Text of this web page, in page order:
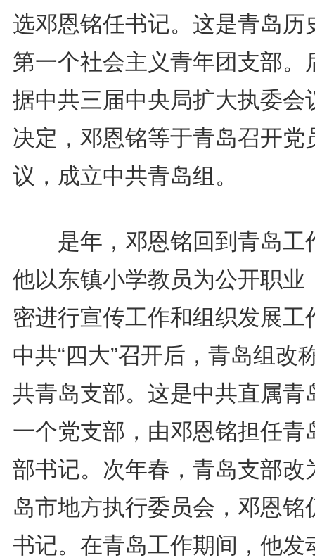
选邓恩铭任书记。这是青岛历
第一个社会主义青年团支部。
据中共三届中央局扩大执委会
决定，邓恩铭等于青岛召开党
议，成立中共青岛组。
是年，邓恩铭回到青岛工
他以东镇小学教员为公开职业
密进行宣传工作和组织发展工
中共“四大”召开后，青岛组改
共青岛支部。这是中共直属青
一个党支部，由邓恩铭担任青
部书记。次年春，青岛支部改
岛市地方执行委员会，邓恩铭
书记。在青岛工作期间，他发